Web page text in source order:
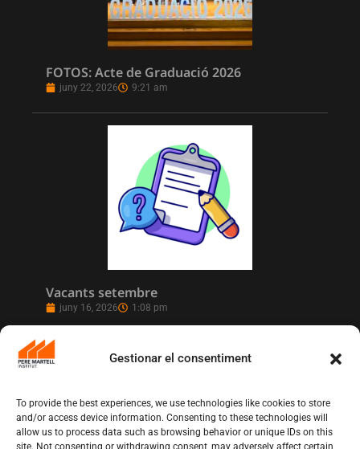
Gestionar el consentiment
To provide the best experiences, we use technologies like cookies to store
and/or access device information. Consenting to these technologies will
allow us to process data such as browsing behavior or unique IDs on this
site. Not consenting or withdrawing consent, may adversely affect certain
FOTOS: Acte de Graduació 2026
juny 22, 2026 9:21 am
Vacants setembre
juny 16, 2026 1:08 pm